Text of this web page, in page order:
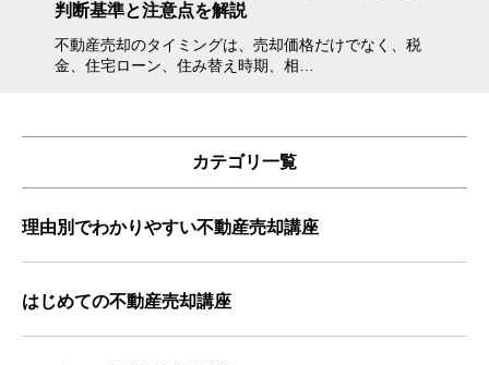
判断基準と注意点を解説
不動産売却のタイミングは、売却価格だけでなく、税
金、住宅ローン、住み替え時期、相…
カテゴリ一覧
理由別でわかりやすい不動産売却講座
はじめての不動産売却講座